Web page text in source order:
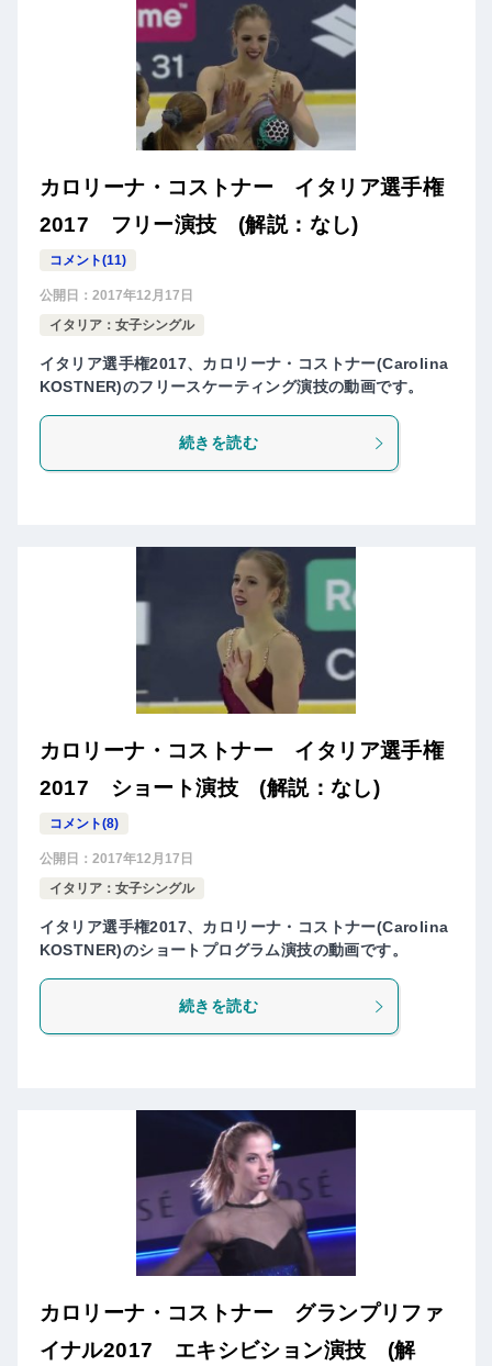
カロリーナ・コストナー イタリア選手権
2017 フリー演技 (解説：なし)
コメント(11)
公開日： 2017年12月17日
イタリア：女子シングル
イタリア選手権2017、カロリーナ・コストナー(Carolina
KOSTNER)のフリースケーティング演技の動画です。
続きを読む
カロリーナ・コストナー イタリア選手権
2017 ショート演技 (解説：なし)
コメント(8)
公開日： 2017年12月17日
イタリア：女子シングル
イタリア選手権2017、カロリーナ・コストナー(Carolina
KOSTNER)のショートプログラム演技の動画です。
続きを読む
カロリーナ・コストナー グランプリファ
イナル2017 エキシビション演技 (解